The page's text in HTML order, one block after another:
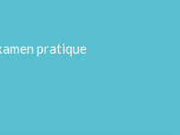
pratique